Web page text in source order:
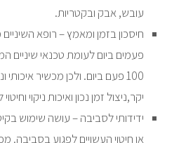
עובש, אבק ובקטריות.
100 פעם ביום. ולכן מכשיר
יקר,ניצול זמן נכון ואיכות ניקוי
ידידותי לסביבה – עושה שימוש
או חיטוי העשויים לפגוע בסביבה.